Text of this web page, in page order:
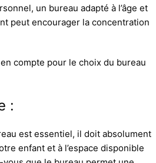
un bureau adapté à l’âge et
peut encourager la concentration
compte pour le choix du bureau
:
est essentiel, il doit absolument
enfant et à l’espace disponible